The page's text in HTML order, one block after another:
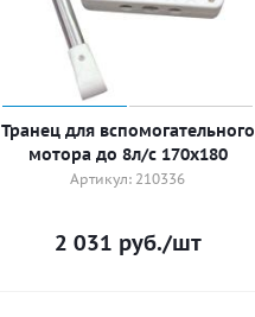
Транец для вспомогательного
мотора до 8л/с 170х180
Артикул: 210336
2 031 руб./шт